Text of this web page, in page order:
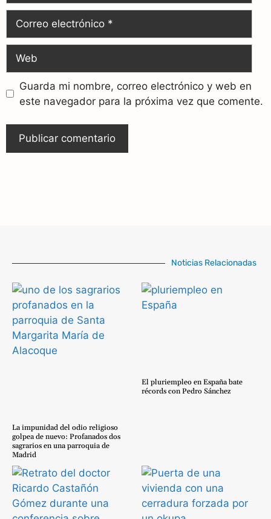
Guarda mi nombre, correo electrónico y web en
este navegador para la próxima vez que comente.
Noticias Relacionadas
La impunidad del odio religioso
golpea de nuevo: Profanados dos
sagrarios en una parroquia de
Madrid
El pluriempleo en España bate
récords con Pedro Sánchez